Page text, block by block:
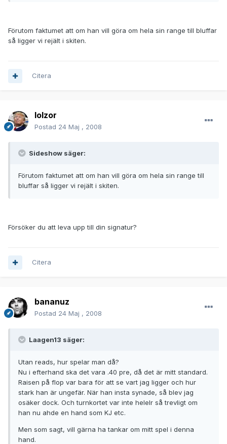
Förutom faktumet att om han vill göra om hela sin range till bluffar
så ligger vi rejält i skiten.
Citera
lolzor
Postad 24 Maj , 2008
Sideshow säger:
Förutom faktumet att om han vill göra om hela sin range till
bluffar så ligger vi rejält i skiten.
Försöker du att leva upp till din signatur?
Citera
bananuz
Postad 24 Maj , 2008
Laagen13 säger:
Utan reads, hur spelar man då?
Nu i efterhand ska det vara .40 pre, då det är mitt standard.
Raisen på flop var bara för att se vart jag ligger och hur
stark han är ungefär. När han insta synade, så blev jag
osäker dock. Och turnkortet var inte helelr så trevligt om
han nu ahde en hand som KJ etc.
Men som sagt, vill gärna ha tankar om mitt spel i denna
hand.